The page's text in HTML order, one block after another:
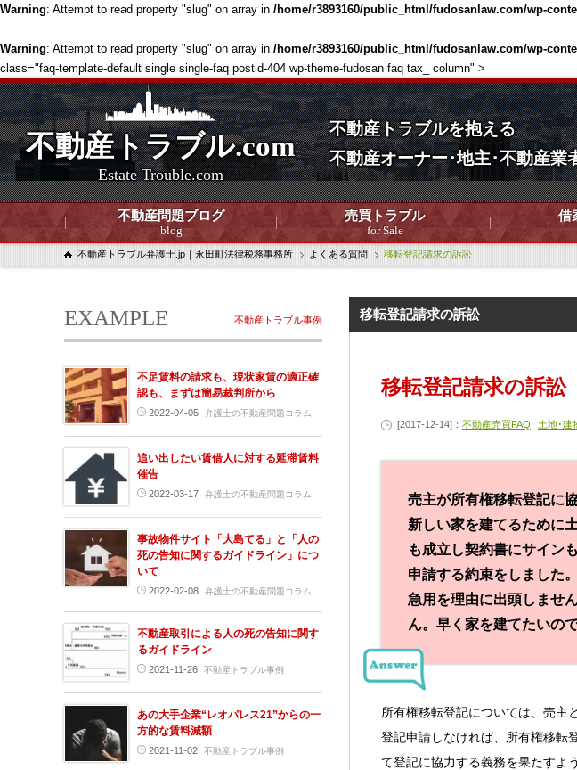
Warning: Attempt to read property "slug" on array in /home/r3893160/public_html/fudosanlaw.com/wp-
Warning: Attempt to read property "slug" on array in /home/r3893160/public_html/fudosanlaw.com/wp-
class="faq-template-default single single-faq postid-404 wp-theme-fudosan faq tax_ column" >
不動産トラブル.com
Estate Trouble.com
不動産トラブルを抱える
不動産オーナー･地主･不動産業
不動産問題ブログ
blog
売買トラブル
for Sale
借
不動産トラブル弁護士.jp｜永田町法律税務事務所 よくある質問 移転登記請求の訴訟
移転登記請求の訴訟
移転登記請求の訴訟
[2017-12-14]： 不動産売買FAQ 土地･建
売主が所有権移転登記に
新しい家を建てるために
も成立し契約書にサイン
申請する約束をしました
急用を理由に出頭しませ
ん。早く家を建てたいの
所有権移転登記については、売主
登記申請しなければ、所有権移転
て登記に協力する義務を果たすよ
不動産トラブル事例
EXAMPLE
不足賃料の請求も、現状家賃の適正確
認も、まずは簡易裁判所から
2022-04-05 弁護士の不動産問題コラム
追い出したい賃借人に対する延滞賃料
催告
2022-03-17 弁護士の不動産問題コラム
事故物件サイト「大島てる」と「人の
死の告知に関するガイドライン」につ
いて
2022-02-08 弁護士の不動産問題コラム
不動産取引による人の死の告知に関す
るガイドライン
2021-11-26 不動産トラブル事例
あの大手企業“レオパレス21”からの一
方的な賃料減額
2021-11-02 不動産トラブル事例